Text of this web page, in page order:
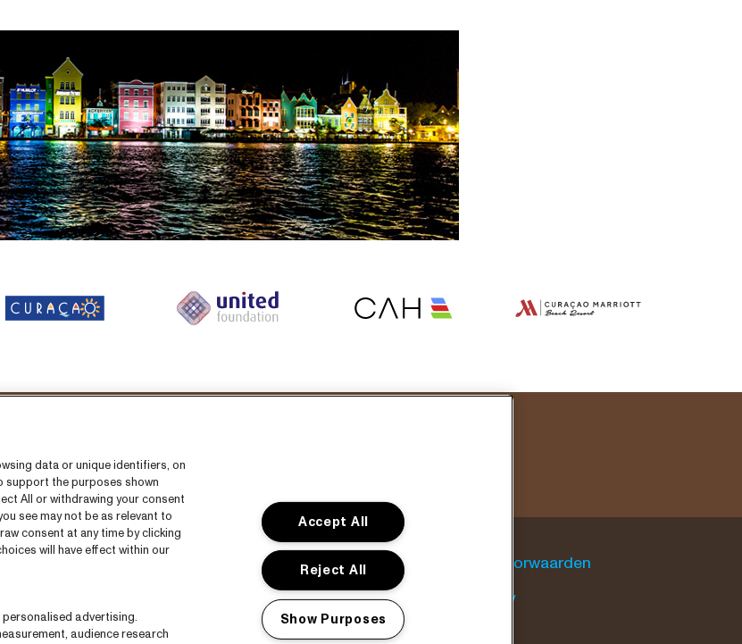
CNSJ26 Spotify playlist
Instagram
Algemene voorwaarden
Cookie policy
data or unique identifiers, on
support the purposes shown
All or withdrawing your consent
see may not be as relevant to
consent at any time by clicking
will have effect within our
advertising.
audience research
Accept All
Reject All
Show Purposes